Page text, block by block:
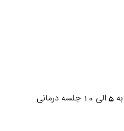
با توجه به شرایط هر فرد متفاوت می باشد. به طور کلی طب سوزنی برای رفع گرفتگی های عضلانی ممکن است نیاز به 5 الی 10 جلسه درمانی